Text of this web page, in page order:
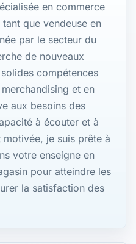
en commerce
que vendeuse en
par le secteur du
de nouveaux
compétences
et en
aux besoins des
à écouter et à
je suis prête à
votre enseigne en
pour atteindre les
la satisfaction des